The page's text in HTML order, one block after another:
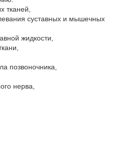
тканей,
суставных и мышечных
жидкости,
позвоночника,
нерва,